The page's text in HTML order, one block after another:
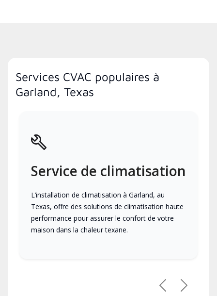
Services CVAC populaires à
Garland, Texas
Service de climatisation
L’installation de climatisation à Garland, au
Texas, offre des solutions de climatisation haute
performance pour assurer le confort de votre
maison dans la chaleur texane.
PrécédentSuivant